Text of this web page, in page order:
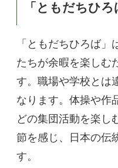
「ともだちひ
「ともだちひろば
たちが余暇を楽しむ
す。職場や学校とは
なります。体操や作
どの集団活動を楽し
節を感じ、日本の伝
す。